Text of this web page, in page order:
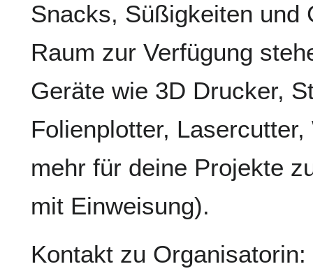
Snacks, Süßigkeiten und
Raum zur Verfügung
Geräte wie 3D Drucker,
Folienplotter,
mehr für deine Projekte
mit Einweisung).
Kontakt zu